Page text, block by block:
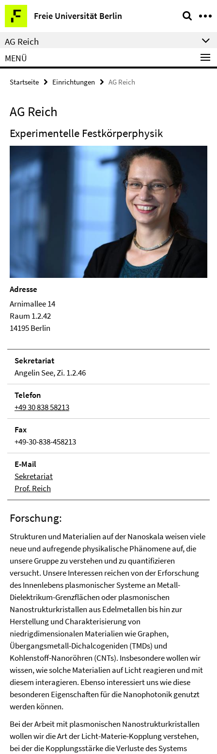
Springe
direkt
zu
Inhalt
Freie Universität Berlin
Service-
Navigation
AG Reich
MENÜ
Startseite Einrichtungen AG Reich
AG Reich
Experimentelle Festkörperphysik
Adresse
Arnimallee 14
Raum 1.2.42
14195 Berlin
Se­kre­ta­ri­at
Angelin See, Zi. 1.2.46
Telefon
+49 30 838 58213
Fax
+49-30-838-458213
E-Mail
Sekretariat
Prof. Reich
Forschung:
Strukturen und Materialien auf der Nanoskala weisen viele
neue und aufregende physikalische Phänomene auf, die
unsere Gruppe zu verstehen und zu quantifizieren
versucht. Unsere Interessen reichen von der Erforschung
des Innenlebensplasmonischer Systeme an Metall-
Dielektrikum-Grenzflächen oder plasmonischen
Nanostrukturkristallen aus Edelmetallen bis hin zur
Herstellung und Charakterisierung von
niedrigdimensionalen Materialien wie Graphen,
Übergangsmetall-Dichalcogeniden (TMDs) und
Kohlenstoff-Nanoröhren (CNTs). Insbesondere wollen wir
wissen, wie solche Materialien auf Licht reagieren und mit
diesem interagieren. Ebenso interessiert uns wie diese
besonderen Eigenschaften für die Nanophotonik genutzt
werden können.
Bei der Arbeit mit plasmonischen Nanostrukturkristallen
wollen wir die Art der Licht-Materie-Kopplung verstehen,
bei der die Kopplungsstärke die Verluste des Systems